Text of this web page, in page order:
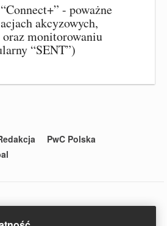
- poważne
akcyzowych,
oraz monitorowaniu
“SENT”)
PwC Polska
zastrzeżone. Nazwa PwC odnosi